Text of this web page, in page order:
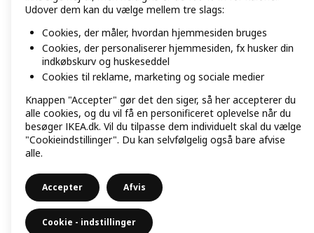
Udover dem kan du vælge mellem tre slags:
Cookies, der måler, hvordan hjemmesiden bruges
Cookies, der personaliserer hjemmesiden, fx husker din
indkøbskurv og huskeseddel
Cookies til reklame, marketing og sociale medier
Knappen "Accepter" gør det den siger, så her accepterer du
alle cookies, og du vil få en personificeret oplevelse når du
besøger IKEA.dk. Vil du tilpasse dem individuelt skal du vælge
"Cookieindstillinger". Du kan selvfølgelig også bare afvise
alle.
Accepter Afvis
Cookie - indstillinger